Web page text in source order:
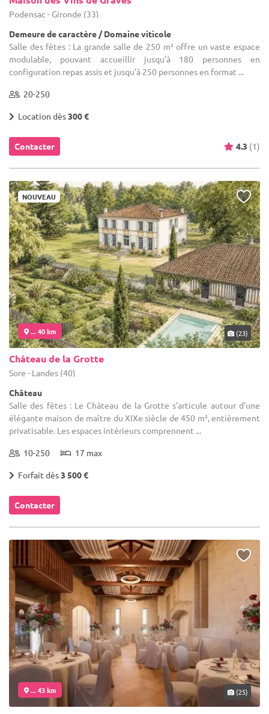
Podensac - Gironde (33)
Demeure de caractère / Domaine viticole
Salle des fêtes : La grande salle de 250 m² offre un vaste espace
modulable, pouvant accueillir jusqu’à 180 personnes en
configuration repas assis et jusqu’à 250 personnes en format ...
20-250
Location dès300 €
Contacter 4.3 (1)
NOUVEAU
... 40 km (23)
Château de la Grotte
Sore - Landes (40)
Château
Salle des fêtes : Le Château de la Grotte s'articule autour d'une
élégante maison de maître du XIXe siècle de 450 m², entièrement
privatisable. Les espaces intérieurs comprennent ...
10-250 17 max
Forfait dès3 500 €
Contacter
... 43 km (25)